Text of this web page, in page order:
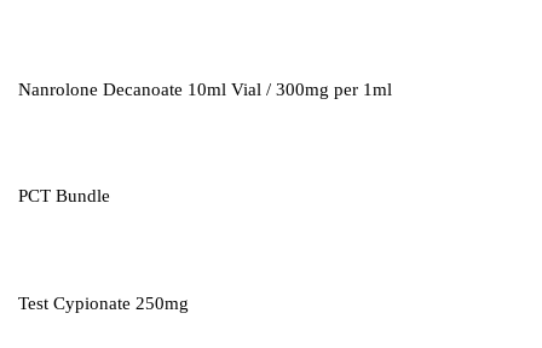
Nanrolone Decanoate 10ml Vial / 300mg per 1ml
PCT Bundle
Test Cypionate 250mg